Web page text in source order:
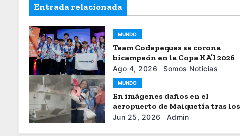
Entrada relacionada
MUNDO
Team Codepeques se corona
bicampeón en la Copa KA’I 2026
Ago 4, 2026 Somos Noticias
MUNDO
En imágenes daños en el
aeropuerto de Maiquetía tras los
sismos
Jun 25, 2026 Admin